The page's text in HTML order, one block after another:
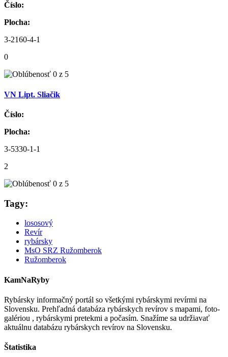
Číslo:
Plocha:
3-2160-4-1
0
VN Lipt. Sliačik
Číslo:
Plocha:
3-5330-1-1
2
Tagy:
lososový
Revír
rybársky
MsO SRZ Ružomberok
Ružomberok
KamNaRyby
Rybársky informačný portál so všetkými rybárskymi revírmi na
Slovensku. Prehľadná databáza rybárskych revírov s mapami, foto-
galériou , rybárskymi pretekmi a počasím. Snažíme sa udržiavať
aktuálnu databázu rybárskych revírov na Slovensku.
Štatistika